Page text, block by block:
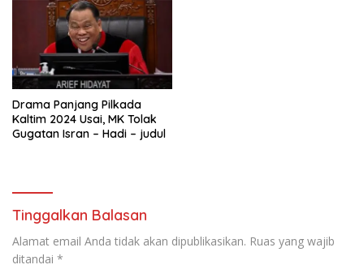
Drama Panjang Pilkada
Kaltim 2024 Usai, MK Tolak
Gugatan Isran – Hadi – judul
Tinggalkan Balasan
Alamat email Anda tidak akan dipublikasikan. Ruas yang wajib
ditandai *